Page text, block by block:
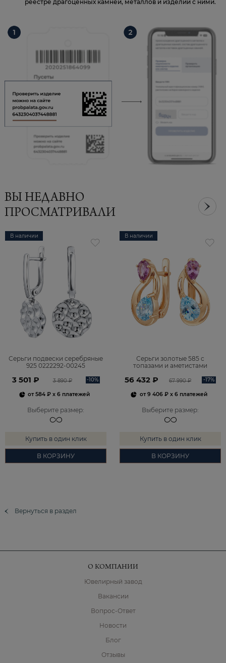
реестре драгоценных камней, металлов и изделий с ними.
ВЫ НЕДАВНО
ПРОСМАТРИВАЛИ
В наличии
Серьги подвески серебряные
925 0222292-00245
3 501 ₽ 3 890 ₽ -10%
от584 ₽ x 6 платежей
Выберите размер:
Купить в один клик
В КОРЗИНУ
В наличии
Серьги золотые 585 с
топазами и аметистами
56 432 ₽ 67 990 ₽ -17%
от9 406 ₽x 6 платежей
Выберите размер:
Купить в один клик
В КОРЗИНУ
Вернуться в раздел
О КОМПАНИИ
Ювелирный завод
Вакансии
Вопрос-Ответ
Новости
Блог
Отзывы